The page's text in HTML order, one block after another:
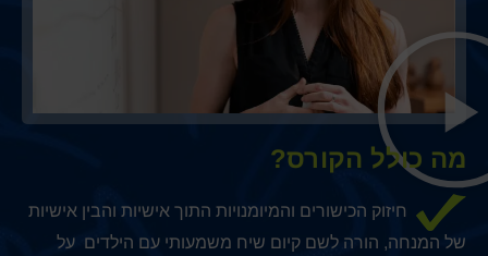
מה כולל הקורס?
חיזוק הכישורים והמיומנויות התוך אישיות והבין אישיות
של המנחה, הורה לשם קיום שיח משמעותי עם הילדים על